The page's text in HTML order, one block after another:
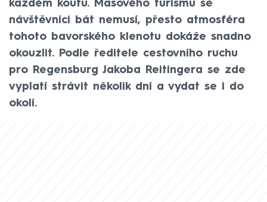
každém koutu. Masového turismu se
návštěvníci bát nemusí, přesto atmosféra
tohoto bavorského klenotu dokáže snadno
okouzlit. Podle ředitele cestovního ruchu
pro Regensburg Jakoba Reitingera se zde
vyplatí strávit několik dní a vydat se i do
okolí.